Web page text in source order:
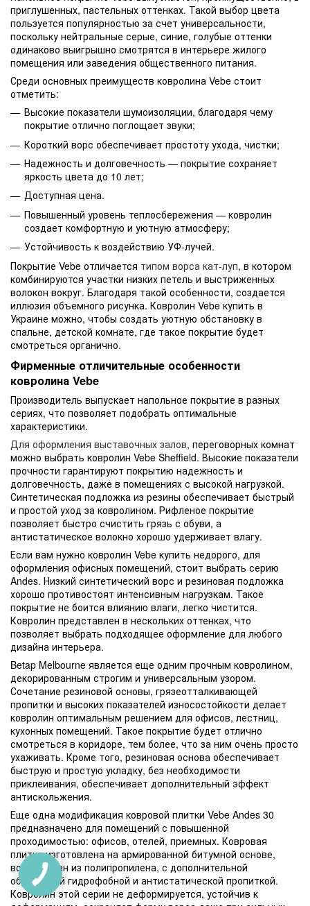
приглушенных, пастельных оттенках. Такой выбор цвета
пользуется популярностью за счет универсальности,
поскольку нейтральные серые, синие, голубые оттенки
одинаково выигрышно смотрятся в интерьере жилого
помещения или заведения общественного питания.
Среди основных преимуществ ковролина Vebe стоит
отметить:
Высокие показатели шумоизоляции, благодаря чему
покрытие отлично поглощает звуки;
Короткий ворс обеспечивает простоту ухода, чистки;
Надежность и долговечность — покрытие сохраняет
яркость цвета до 10 лет;
Доступная цена.
Повышенный уровень теплосбережения — ковролин
создает комфортную и уютную атмосферу;
Устойчивость к воздействию УФ-лучей.
Покрытие Vebe отличается типом ворса кат-луп, в котором
комбинируются участки низких петель и выстриженных
волокон вокруг. Благодаря такой особенности, создается
иллюзия объемного рисунка. Ковролин Vebe купить в
Украине можно, чтобы создать уютную обстановку в
спальне, детской комнате, где такое покрытие будет
смотреться органично.
Фирменные отличительные особенности
ковролина Vebe
Производитель выпускает напольное покрытие в разных
сериях, что позволяет подобрать оптимальные
характеристики.
Для оформления выставочных залов, переговорных комнат
можно выбрать ковролин Vebe Sheffield. Высокие показатели
прочности гарантируют покрытию надежность и
долговечность, даже в помещениях с высокой нагрузкой.
Синтетическая подложка из резины обеспечивает быстрый
и простой уход за ковролином. Рифленое покрытие
позволяет быстро счистить грязь с обуви, а
антистатическое волокно хорошо удерживает влагу.
Если вам нужно ковролин Vebe купить недорого, для
оформления офисных помещений, стоит выбрать серию
Andes. Низкий синтетический ворс и резиновая подложка
хорошо противостоят интенсивным нагрузкам. Такое
покрытие не боится влиянию влаги, легко чистится.
Ковролин представлен в нескольких оттенках, что
позволяет выбрать подходящее оформление для любого
дизайна интерьера.
Betap Melbourne является еще одним прочным ковролином,
декорированным строгим и универсальным узором.
Сочетание резиновой основы, грязеотталкивающей
пропитки и высоких показателей износостойкости делает
ковролин оптимальным решением для офисов, лестниц,
кухонных помещений. Такое покрытие будет отлично
смотреться в коридоре, тем более, что за ним очень просто
ухаживать. Кроме того, резиновая основа обеспечивает
быструю и простую укладку, без необходимости
приклеивания, обеспечивает дополнительный эффект
антискольжения.
Еще одна модификация ковровой плитки Vebe Andes 30
предназначено для помещений с повышенной
проходимостью: офисов, отелей, приемных. Ковровая
плитка изготовлена на армированной битумной основе,
ворс создан из полипропилена, с дополнительной
обработкой гидрофобной и антистатической пропиткой.
Ковролин этой серии не деформируется, устойчив к